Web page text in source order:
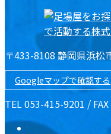
〒433-8108 静岡県浜松
Googleマップで確認する
TEL 053-415-9201 /